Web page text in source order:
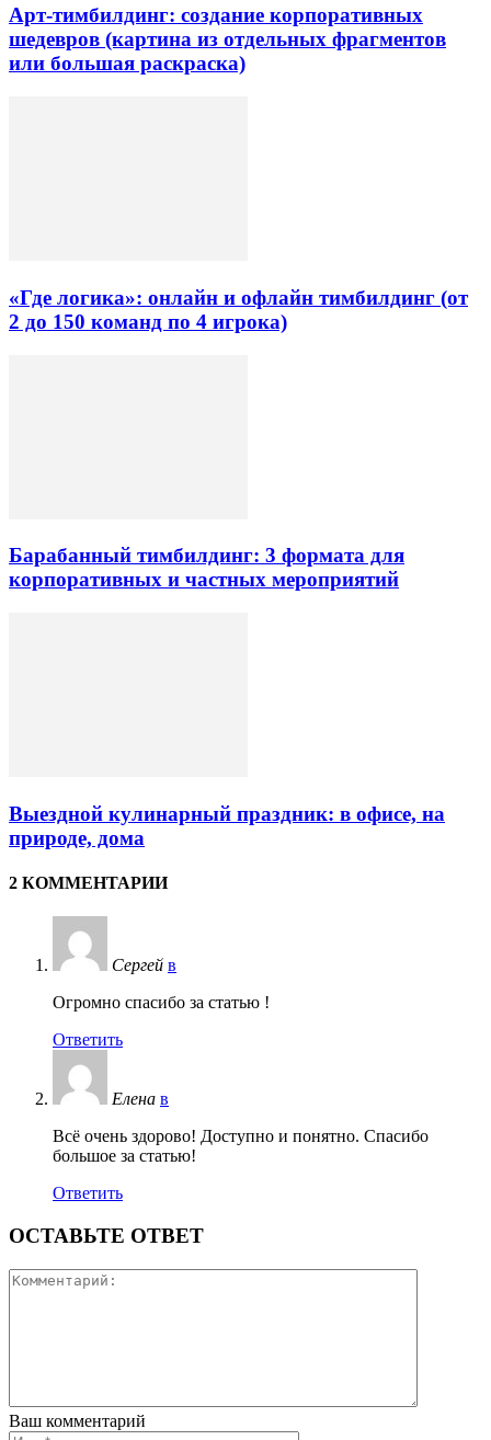
Арт-тимбилдинг: создание корпоративных
шедевров (картина из отдельных фрагментов
или большая раскраска)
«Где логика»: онлайн и офлайн тимбилдинг (от
2 до 150 команд по 4 игрока)
Барабанный тимбилдинг: 3 формата для
корпоративных и частных мероприятий
Выездной кулинарный праздник: в офисе, на
природе, дома
2 КОММЕНТАРИИ
Сергей в
Огромно спасибо за статью !
Ответить
Елена в
Всё очень здорово! Доступно и понятно. Спасибо
большое за статью!
Ответить
ОСТАВЬТЕ ОТВЕТ
Ваш комментарий